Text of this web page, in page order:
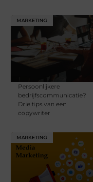
MARKETING
Persoonlijkere
bedrijfscommunicatie?
Drie tips van een
copywriter
MARKETING